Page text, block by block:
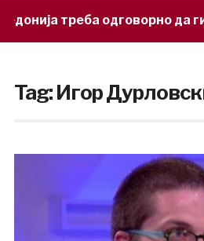
треба одговорно да ги
Tag:Игор